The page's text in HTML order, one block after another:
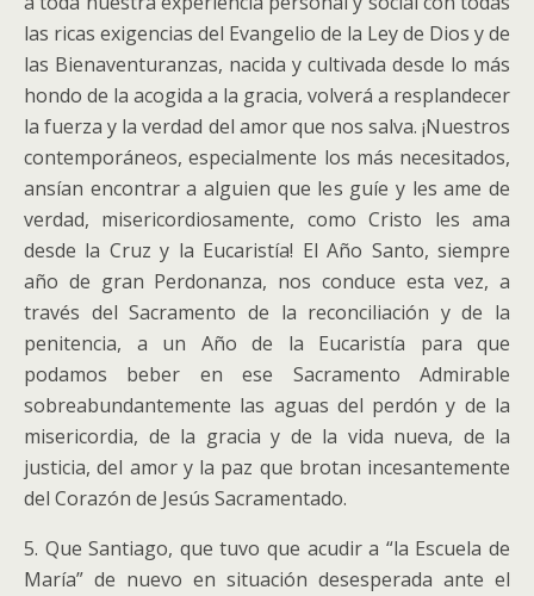
las ricas exigencias del Evangelio de la Ley de Dios y de
las Bienaventuranzas, nacida y cultivada desde lo más
hondo de la acogida a la gracia, volverá a resplandecer
la fuerza y la verdad del amor que nos salva. ¡Nuestros
contemporáneos, especialmente los más necesitados,
ansían encontrar a alguien que les guíe y les ame de
verdad, misericordiosamente, como Cristo les ama
desde la Cruz y la Eucaristía! El Año Santo, siempre
año de gran Perdonanza, nos conduce esta vez, a
través del Sacramento de la reconciliación y de la
penitencia, a un Año de la Eucaristía para que
podamos beber en ese Sacramento Admirable
sobreabundantemente las aguas del perdón y de la
misericordia, de la gracia y de la vida nueva, de la
justicia, del amor y la paz que brotan incesantemente
del Corazón de Jesús Sacramentado.
5. Que Santiago, que tuvo que acudir a “la Escuela de
María” de nuevo en situación desesperada ante el